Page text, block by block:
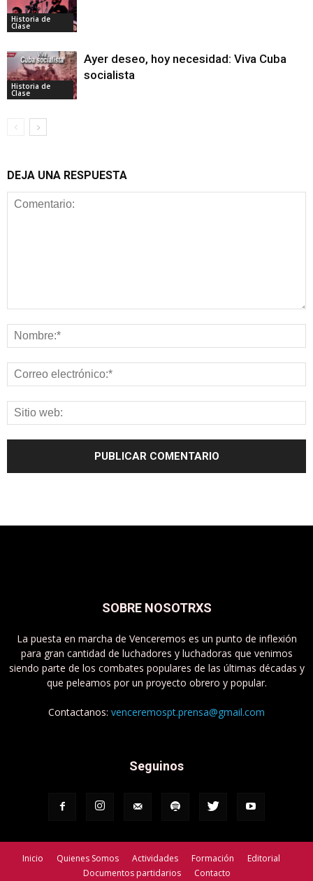
Historia de
Clase
Historia de
Clase
Ayer deseo, hoy necesidad: Viva Cuba
socialista
DEJA UNA RESPUESTA
SOBRE NOSOTRXS
La puesta en marcha de Venceremos es un punto de inflexión
para gran cantidad de luchadores y luchadoras que venimos
siendo parte de los combates populares de las últimas décadas y
que peleamos por un proyecto obrero y popular.
Contactanos: venceremospt.prensa@gmail.com
Seguinos
Inicio Quienes Somos Actividades Formación
Editorial
Documentos partidarios
Contacto